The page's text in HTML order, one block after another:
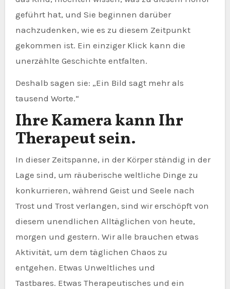
geführt hat, und Sie beginnen darüber
nachzudenken, wie es zu diesem Zeitpunkt
gekommen ist. Ein einziger Klick kann die
unerzählte Geschichte entfalten.
Deshalb sagen sie: „Ein Bild sagt mehr als
tausend Worte.“
Ihre Kamera kann Ihr
Therapeut sein.
In dieser Zeitspanne, in der Körper ständig in der
Lage sind, um räuberische weltliche Dinge zu
konkurrieren, während Geist und Seele nach
Trost und Trost verlangen, sind wir erschöpft von
diesem unendlichen Alltäglichen von heute,
morgen und gestern. Wir alle brauchen etwas
Aktivität, um dem täglichen Chaos zu
entgehen. Etwas Unweltliches und
Tastbares. Etwas Therapeutisches und ein